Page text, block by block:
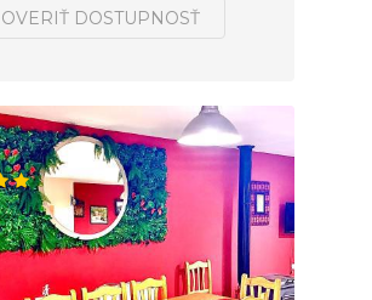
OVERIŤ DOSTUPNOSŤ